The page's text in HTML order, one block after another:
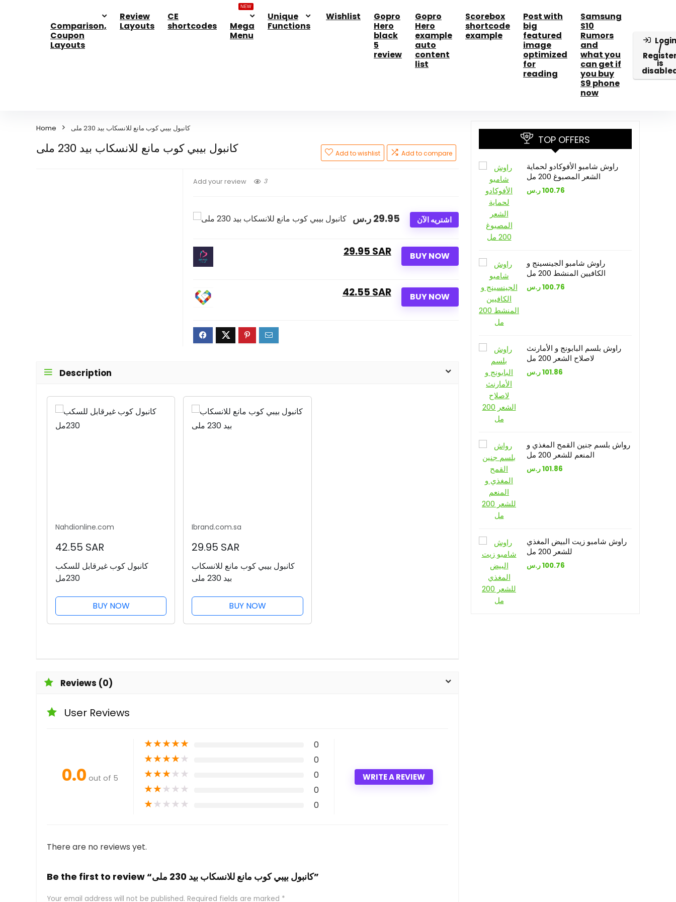
Comparison,
Coupon
Layouts
Review
Layouts
CE
shortcodes
Mega
Menu
NEW
Unique
Functions
Wishlist
Gopro
Hero
black
5
review
Gopro
Hero
example
auto
content
list
Scorebox
shortcode
example
Post with
big
featured
image
optimized
for
reading
Samsung
S10
Rumors
and
what you
can get if
you buy
S9 phone
now
Login
/
is
Home كانبول بيبي كوب مانع للانسكاب بيد 230 ملى
كانبول بيبي كوب مانع للانسكاب بيد 230 ملى Add to wishlist Add to compare
Add your review 3
اشتريه الآن 29.95ر.س
BUY NOW
29.95 SAR
BUY NOW
42.55 SAR
Description
Nahdionline.com
42.55 SAR
كانبول كوب غيرقابل للسكب
230مل
BUY NOW
Ibrand.com.sa
29.95 SAR
كانبول بيبي كوب مانع للانسكاب
بيد 230 ملى
BUY NOW
Reviews (0)
User Reviews
0.0 out of 5
★★★★★ 0
★★★★★ 0
★★★★★ 0
★★★★★ 0
★★★★★ 0
WRITE A REVIEW
There are no reviews yet.
Be the first to review “كانبول بيبي كوب مانع للانسكاب بيد 230 ملى”
Your email address will not be published. Required fields are marked *
TOP OFFERS
راوش شامبو الأفوكادو لحماية
الشعر المصبوغ 200 مل
100.76ر.س
راوش شامبو الجينسينج و
الكافيين المنشط 200 مل
100.76ر.س
راوش بلسم البابونج و الأمارنث
لاصلاح الشعر 200 مل
101.86ر.س
رواش بلسم جنين القمح المغذي و
المنعم للشعر 200 مل
101.86ر.س
راوش شامبو زيت البيض المغذي
للشعر 200 مل
100.76ر.س